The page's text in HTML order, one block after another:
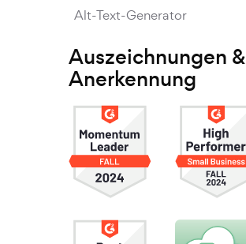
Alt-Text-Generator
Auszeichnungen &
Anerkennung